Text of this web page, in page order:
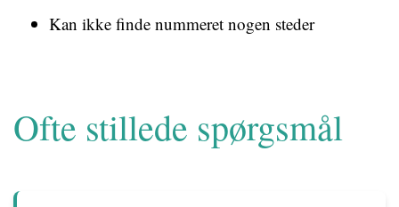
Kan ikke finde nummeret nogen steder
Ofte stillede spørgsmål